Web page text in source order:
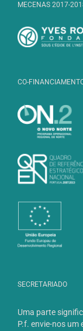
MECENAS 2017-
CO-
SECRETARIADO
Uma parte
P.f. envie-nos um